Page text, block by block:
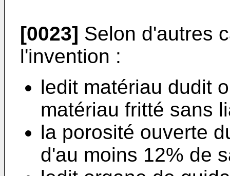
[0023] Selon d'autres
l'invention :
ledit matériau dudit
matériau fritté sans
la porosité ouverte
d'au moins 12% de